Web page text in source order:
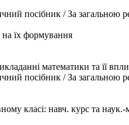
посібник / За загальною
їх формування
математики та її
посібник / За загальною
класі: навч. курс та